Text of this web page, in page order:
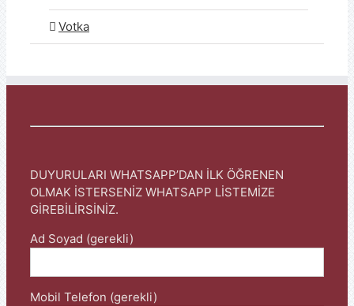
Votka
DUYURULARI WHATSAPP’DAN İLK ÖĞRENEN
OLMAK İSTERSENİZ WHATSAPP LİSTEMİZE
GİREBİLİRSİNİZ.
Ad Soyad (gerekli)
Mobil Telefon (gerekli)